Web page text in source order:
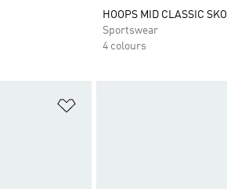
HOOPS MID CLASSIC SKO
Sportswear
4 colours